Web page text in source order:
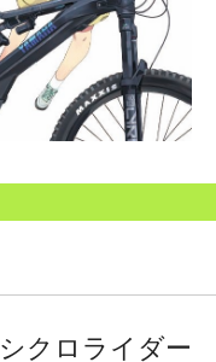
シクロライダー